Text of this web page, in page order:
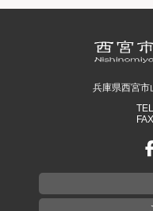
兵庫県西宮